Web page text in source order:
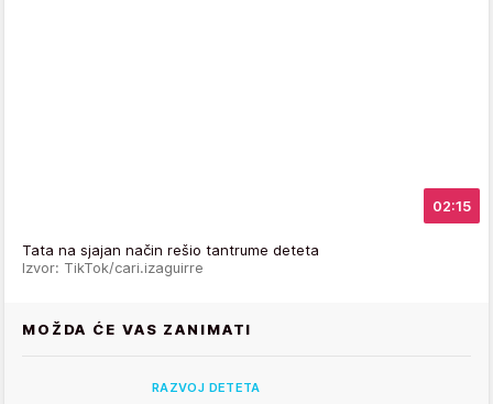
02:15
Tata na sjajan način rešio tantrume deteta
Izvor: TikTok/cari.izaguirre
MOŽDA ĆE VAS ZANIMATI
RAZVOJ DETETA